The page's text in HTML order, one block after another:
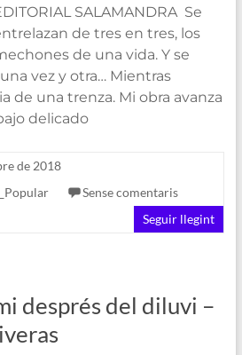
SALAMANDRA Se
de tres en tres, los
de una vida. Y se
vez y otra… Mientras
de una trenza. Mi obra avanza
delicado
de 2018
Sense comentaris
Seguir llegint
després del diluvi –